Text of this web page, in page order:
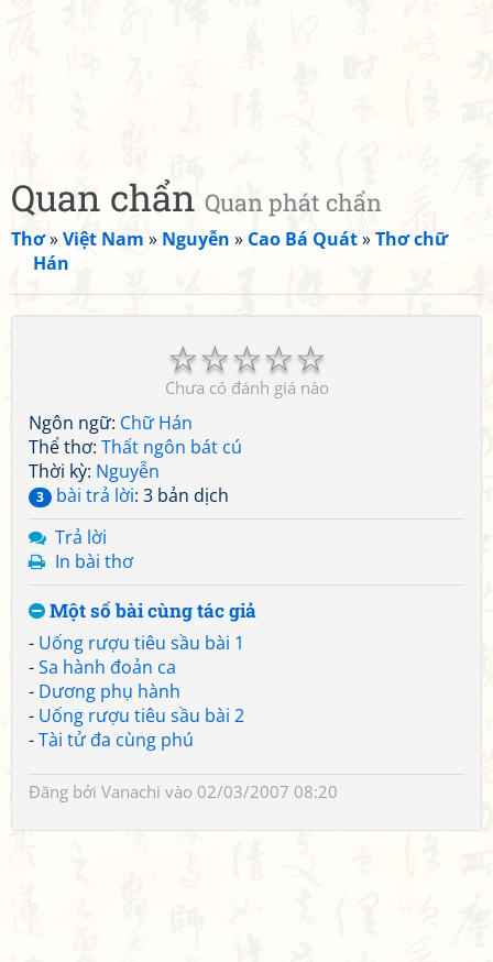
Quan chẩn Quan phát chẩn
Thơ»Việt Nam » Nguyễn » Cao Bá Quát»Thơ chữ
Hán
☆
☆
☆
☆
☆
Chưa có đánh giá nào
Ngôn ngữ: Chữ Hán
Thể thơ: Thất ngôn bát cú
Thời kỳ: Nguyễn
3 bài trả lời: 3 bản dịch
Trả lời
In bài thơ
Một số bài cùng tác giả
- Uống rượu tiêu sầu bài 1
-Sa hành đoản ca
- Dương phụ hành
- Uống rượu tiêu sầu bài 2
-Tài tử đa cùng phú
Đăng bởi Vanachi vào 02/03/2007 08:20